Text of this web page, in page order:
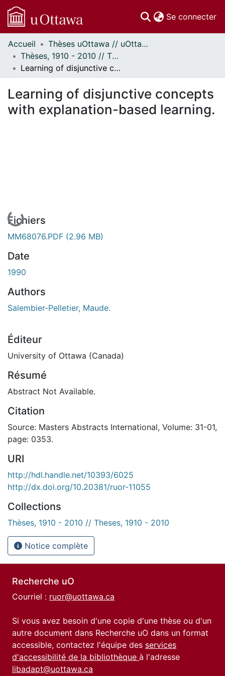
Se connecter
Communautés
et collections
Parcourir
À propos
Accueil
Thèses uOttawa // uOttawa Theses
Thèses, 1910 - 2010 // Theses, 1910 - 2010
Learning of disjunctive concepts with explanation-based learning.
Learning of disjunctive concepts
with explanation-based learning.
En cours de chargement...
Fichiers
MM68076.PDF (2.96 MB)
Date
1990
Authors
Salembier-Pelletier, Maude.
Éditeur
University of Ottawa (Canada)
Résumé
Abstract Not Available.
Citation
Source: Masters Abstracts International, Volume: 31-01,
page: 0353.
URI
http://hdl.handle.net/10393/6025
http://dx.doi.org/10.20381/ruor-11055
Collections
Thèses, 1910 - 2010 // Theses, 1910 - 2010
Notice complète
Recherche uO
Courriel : ruor@uottawa.ca
Si vous avez besoin d'une copie d'une thèse ou d'un
autre document dans Recherche uO dans un format
accessible, contactez l'équipe des services
d'accessibilité de la bibliothèque à l'adresse
libadapt@uottawa.ca